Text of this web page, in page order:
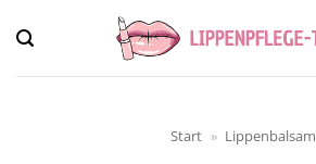
Inhalt
springen
Start » Lippenbalsam